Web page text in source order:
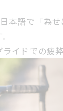
本語で「為
イドでの疲